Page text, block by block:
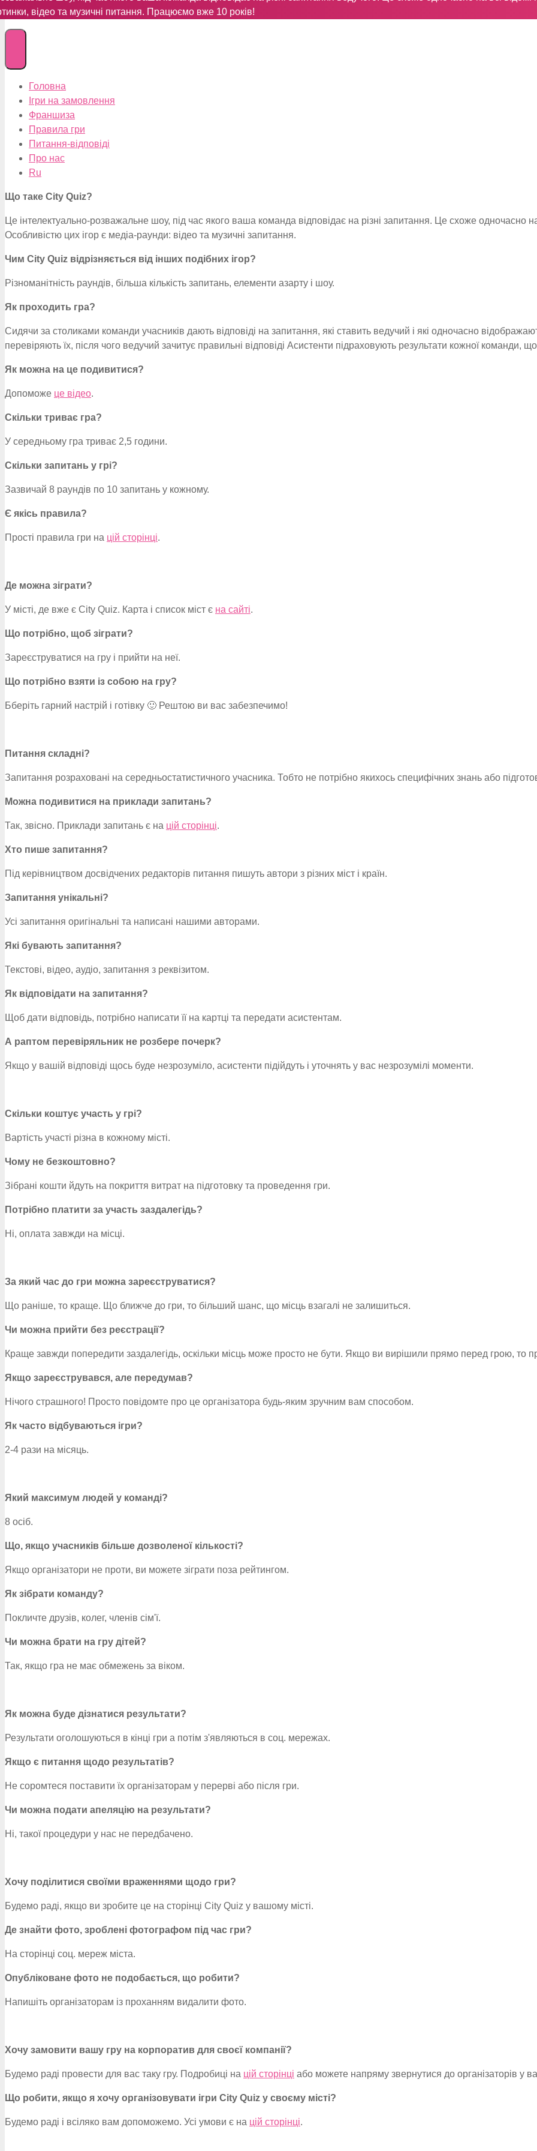
відео та музичні питання. Працюємо вже 10 років!
Головна
Ігри на замовлення
Франшиза
Правила гри
Питання-відповіді
Про нас
Ru
Що таке City Quiz?
Це інтелектуально-розважальне шоу, під час якого ваша команда відповідає на різні запитання. Це схоже
Особливістю цих ігор є медіа-раунди: відео та музичні запитання.
Чим City Quiz відрізняється від інших подібних ігор?
Різноманітність раундів, більша кількість запитань, елементи азарту і шоу.
Як проходить гра?
Сидячи за столиками команди учасників дають відповіді на запитання, які ставить ведучий і які одночасно
перевіряють їх, після чого ведучий зачитує правильні відповіді Асистенти підраховують результати кожної команди,
Як можна на це подивитися?
Допоможе це відео.
Скільки триває гра?
У середньому гра триває 2,5 години.
Скільки запитань у грі?
Зазвичай 8 раундів по 10 запитань у кожному.
Є якісь правила?
Прості правила гри на цій сторінці.
Де можна зіграти?
У місті, де вже є City Quiz. Карта і список міст є на сайті.
Що потрібно, щоб зіграти?
Зареєструватися на гру і прийти на неї.
Що потрібно взяти із собою на гру?
Бберіть гарний настрій і готівку 🙂 Рештою ви вас забезпечимо!
Питання складні?
Запитання розраховані на середньостатистичного учасника. Тобто не потрібно якихось специфічних знань або
Можна подивитися на приклади запитань?
Так, звісно. Приклади запитань є на цій сторінці.
Хто пише запитання?
Під керівництвом досвідчених редакторів питання пишуть автори з різних міст і країн.
Запитання унікальні?
Усі запитання оригінальні та написані нашими авторами.
Які бувають запитання?
Текстові, відео, аудіо, запитання з реквізитом.
Як відповідати на запитання?
Щоб дати відповідь, потрібно написати її на картці та передати асистентам.
А раптом перевіряльник не розбере почерк?
Якщо у вашій відповіді щось буде незрозуміло, асистенти підійдуть і уточнять у вас незрозумілі моменти.
Скільки коштує участь у грі?
Вартість участі різна в кожному місті.
Чому не безкоштовно?
Зібрані кошти йдуть на покриття витрат на підготовку та проведення гри.
Потрібно платити за участь заздалегідь?
Ні, оплата завжди на місці.
За який час до гри можна зареєструватися?
Що раніше, то краще. Що ближче до гри, то більший шанс, що місць взагалі не залишиться.
Чи можна прийти без реєстрації?
Краще завжди попередити заздалегідь, оскільки місць може просто не бути. Якщо ви вирішили прямо перед грою, то
Якщо зареєструвався, але передумав?
Нічого страшного! Просто повідомте про це організатора будь-яким зручним вам способом.
Як часто відбуваються ігри?
2-4 рази на місяць.
Який максимум людей у команді?
8 осіб.
Що, якщо учасників більше дозволеної кількості?
Якщо організатори не проти, ви можете зіграти поза рейтингом.
Як зібрати команду?
Покличте друзів, колег, членів сім'ї.
Чи можна брати на гру дітей?
Так, якщо гра не має обмежень за віком.
Як можна буде дізнатися результати?
Результати оголошуються в кінці гри а потім з'являються в соц. мережах.
Якщо є питання щодо результатів?
Не соромтеся поставити їх організаторам у перерві або після гри.
Чи можна подати апеляцію на результати?
Ні, такої процедури у нас не передбачено.
Хочу поділитися своїми враженнями щодо гри?
Будемо раді, якщо ви зробите це на сторінці City Quiz у вашому місті.
Де знайти фото, зроблені фотографом під час гри?
На сторінці соц. мереж міста.
Опубліковане фото не подобається, що робити?
Напишіть організаторам із проханням видалити фото.
Хочу замовити вашу гру на корпоратив для своєї компанії?
Будемо раді провести для вас таку гру. Подробиці на цій сторінці або можете напряму звернутися до організаторів у
Що робити, якщо я хочу організовувати ігри City Quiz у своєму місті?
Будемо раді і всіляко вам допоможемо. Усі умови є на цій сторінці.